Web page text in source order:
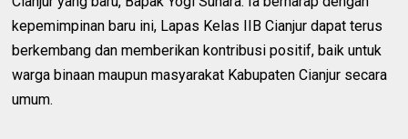
kepemimpinan baru ini, Lapas Kelas IIB Cianjur dapat terus
berkembang dan memberikan kontribusi positif, baik untuk
warga binaan maupun masyarakat Kabupaten Cianjur secara
umum.